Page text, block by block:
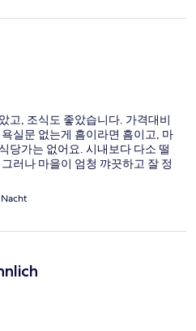
고, 조식도 좋았습니다. 가격대비
실문 없는게 흠이라면 흠이고, 마
당가는 없어요. 시내보다 다소 떨
러나 마을이 엄청 꺄끗하고 잘 정